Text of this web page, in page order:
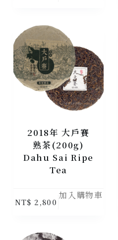
2018年 大戶賽
熟茶(200g)
Dahu Sai Ripe
Tea
NT$ 2,800
加入購物車